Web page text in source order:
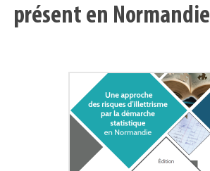
présent en Normandie